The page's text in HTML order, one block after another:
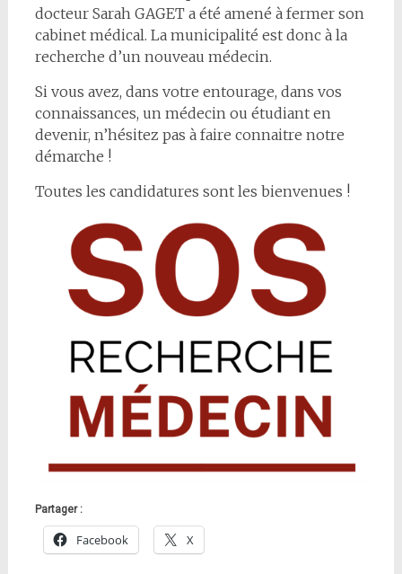
docteur Sarah GAGET a été amené à fermer son
cabinet médical. La municipalité est donc à la
recherche d’un nouveau médecin.
Si vous avez, dans votre entourage, dans vos
connaissances, un médecin ou étudiant en
devenir, n’hésitez pas à faire connaitre notre
démarche !
Toutes les candidatures sont les bienvenues !
Partager :
Facebook X